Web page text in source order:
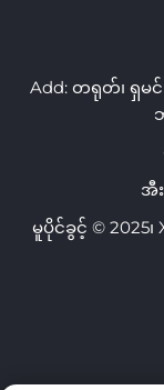
Add: တရုတ်၊ ရှမင်
အီ
မူပိုင်ခွင့် © 2025၊